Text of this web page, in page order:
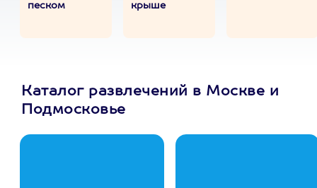
песком
крыше
Каталог развлечений в Москве и
Подмосковье